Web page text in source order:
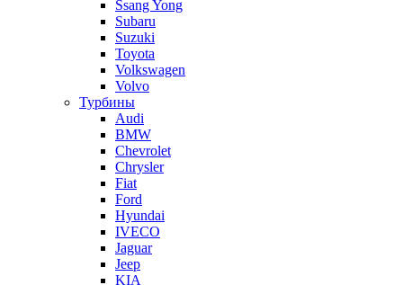
Ssang Yong
Subaru
Suzuki
Toyota
Volkswagen
Volvo
Турбины
Audi
BMW
Chevrolet
Chrysler
Fiat
Ford
Hyundai
IVECO
Jaguar
Jeep
KIA